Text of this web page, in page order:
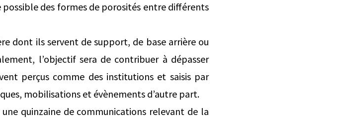
des formes de porosités entre différents
dont ils servent de support, de base arrière ou
l’objectif sera de contribuer à dépasser
perçus comme des institutions et saisis par
mobilisations et évènements d’autre part.
quinzaine de communications relevant de la